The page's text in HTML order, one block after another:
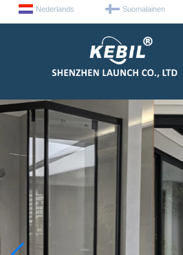
Suomalainen
Nederlands